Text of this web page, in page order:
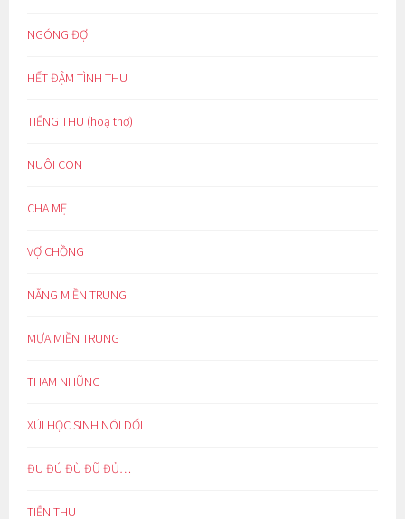
NGÓNG ĐỢI
HẾT ĐẬM TÌNH THU
TIẾNG THU (hoạ thơ)
NUÔI CON
CHA MẸ
VỢ CHỒNG
NẮNG MIỀN TRUNG
MƯA MIỀN TRUNG
THAM NHŨNG
XÚI HỌC SINH NÓI DỐI
ĐU ĐÚ ĐÙ ĐŨ ĐỦ…
TIỄN THU